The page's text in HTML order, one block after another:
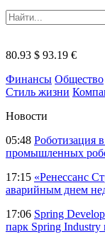
80.93 $ 93.19 €
Финансы Общество
Стиль жизни
Новости
05:48 Роботизация
промышленных
17:15 «Ренессанс
аварийным днем
17:06 Spring
парк Spring